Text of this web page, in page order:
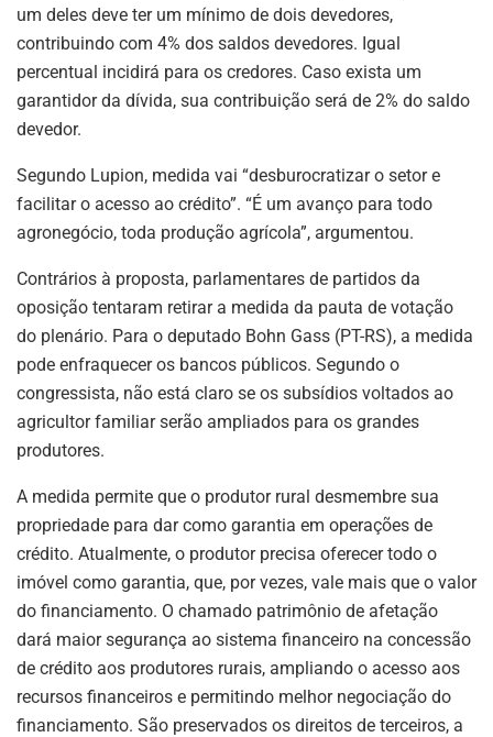
um deles deve ter um mínimo de dois devedores,
contribuindo com 4% dos saldos devedores. Igual
percentual incidirá para os credores. Caso exista um
garantidor da dívida, sua contribuição será de 2% do saldo
devedor.
Segundo Lupion, medida vai “desburocratizar o setor e
facilitar o acesso ao crédito”. “É um avanço para todo
agronegócio, toda produção agrícola”, argumentou.
Contrários à proposta, parlamentares de partidos da
oposição tentaram retirar a medida da pauta de votação
do plenário. Para o deputado Bohn Gass (PT-RS), a medida
pode enfraquecer os bancos públicos. Segundo o
congressista, não está claro se os subsídios voltados ao
agricultor familiar serão ampliados para os grandes
produtores.
A medida permite que o produtor rural desmembre sua
propriedade para dar como garantia em operações de
crédito. Atualmente, o produtor precisa oferecer todo o
imóvel como garantia, que, por vezes, vale mais que o valor
do financiamento. O chamado patrimônio de afetação
dará maior segurança ao sistema financeiro na concessão
de crédito aos produtores rurais, ampliando o acesso aos
recursos financeiros e permitindo melhor negociação do
financiamento. São preservados os direitos de terceiros, a